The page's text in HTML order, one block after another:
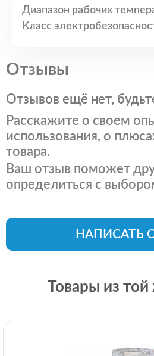
Диапазон рабочих
Класс
Отзывы
Отзывов ещё нет,
Расскажите о своем
использования, о
товара.
Ваш отзыв поможет
определиться с
НАПИСАТЬ
Товары из